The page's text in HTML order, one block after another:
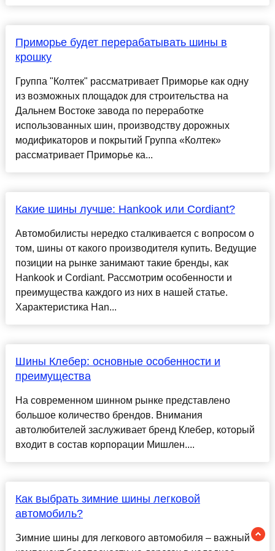
Приморье будет перерабатывать шины в
крошку
Группа "Колтек" рассматривает Приморье как одну
из возможных площадок для строительства на
Дальнем Востоке завода по переработке
использованных шин, производству дорожных
модификаторов и покрытий Группа «Колтек»
рассматривает Приморье ка...
Какие шины лучше: Hankook или Cordiant?
Автомобилисты нередко сталкивается с вопросом о
том, шины от какого производителя купить. Ведущие
позиции на рынке занимают такие бренды, как
Hankook и Cordiant. Рассмотрим особенности и
преимущества каждого из них в нашей статье.
Характеристика Han...
Шины Клебер: основные особенности и
преимущества
На современном шинном рынке представлено
большое количество брендов. Внимания
автолюбителей заслуживает бренд Клебер, который
входит в состав корпорации Мишлен....
Как выбрать зимние шины легковой
автомобиль?
Зимние шины для легкового автомобиля – важный